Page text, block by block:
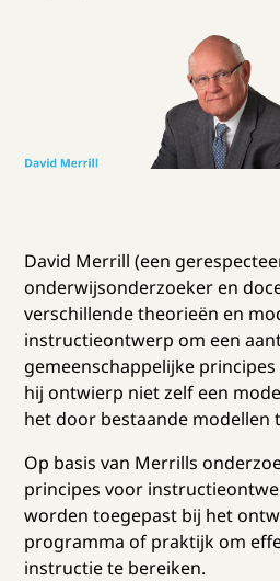
David Merrill (een
onderwijsonderzoeker en
verschillende theorieën en
instructieontwerp om een
gemeenschappelijke
hij ontwierp niet zelf een
het door bestaande modellen
Op basis van Merrills
principes voor
worden toegepast bij het
programma of praktijk om
instructie te bereiken.